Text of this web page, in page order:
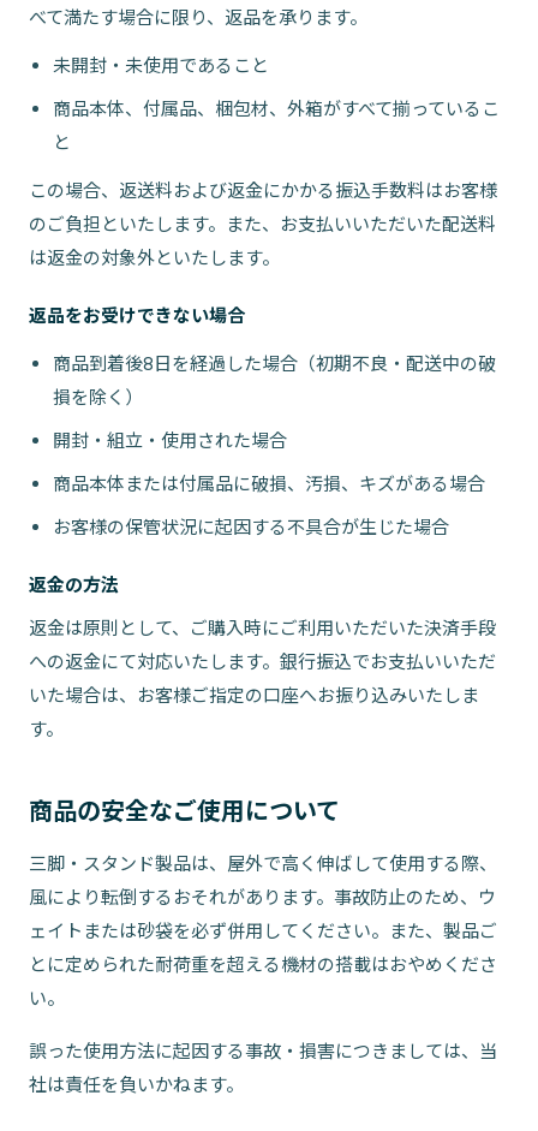
べて満たす場合に限り、返品を承ります。
未開封・未使用であること
商品本体、付属品、梱包材、外箱がすべて揃っているこ
と
この場合、返送料および返金にかかる振込手数料はお客様
のご負担といたします。また、お支払いいただいた配送料
は返金の対象外といたします。
返品をお受けできない場合
商品到着後8日を経過した場合（初期不良・配送中の破
損を除く）
開封・組立・使用された場合
商品本体または付属品に破損、汚損、キズがある場合
お客様の保管状況に起因する不具合が生じた場合
返金の方法
返金は原則として、ご購入時にご利用いただいた決済手段
への返金にて対応いたします。銀行振込でお支払いいただ
いた場合は、お客様ご指定の口座へお振り込みいたしま
す。
商品の安全なご使用について
三脚・スタンド製品は、屋外で高く伸ばして使用する際、
風により転倒するおそれがあります。事故防止のため、ウ
ェイトまたは砂袋を必ず併用してください。また、製品ご
とに定められた耐荷重を超える機材の搭載はおやめくださ
い。
誤った使用方法に起因する事故・損害につきましては、当
社は責任を負いかねます。